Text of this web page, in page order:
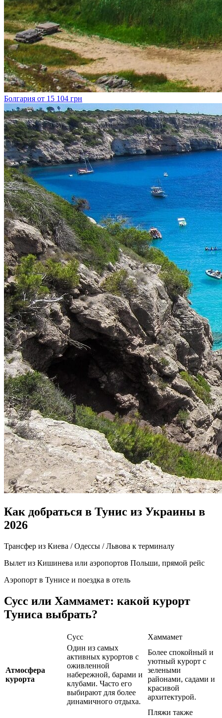
Болгария от 15 104 грн
Как добраться в Тунис из Украины в
2026
Трансфер из Киева / Одессы / Львова к терминалу
Вылет из Кишинева или аэропортов Польши, прямой рейс
Аэропорт в Тунисе и поездка в отель
Сусс или Хаммамет: какой курорт
Туниса выбрать?
Сусс Хаммамет
Атмосфера
курорта
Один из самых
активных курортов с
оживленной
набережной, барами и
клубами. Часто его
выбирают для более
динамичного отдыха.
Более спокойный и
уютный курорт с
зелеными
районами, садами и
красивой
архитектурой.
Пляжи также